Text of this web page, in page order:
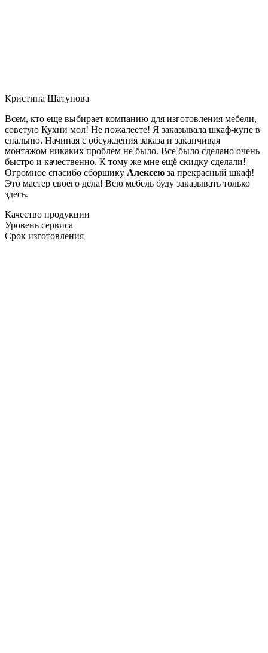
Кристина Шатунова
Всем, кто еще выбирает компанию для изготовления мебели,
советую Кухни мол! Не пожалеете! Я заказывала шкаф-купе в
спальню. Начиная с обсуждения заказа и заканчивая
монтажом никаких проблем не было. Все было сделано очень
быстро и качественно. К тому же мне ещё скидку сделали!
Огромное спасибо сборщику Алексею за прекрасный шкаф!
Это мастер своего дела! Всю мебель буду заказывать только
здесь.
Качество продукции
Уровень сервиса
Срок изготовления